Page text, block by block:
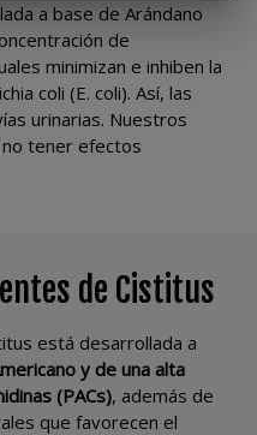
a base de Arándano
de
minimizan e inhiben la
coli (E. coli). Así, las
urinarias. Nuestros
tener efectos
de Cistitus
está desarrollada a
y de una alta
(PACs), además de
que favorecen el